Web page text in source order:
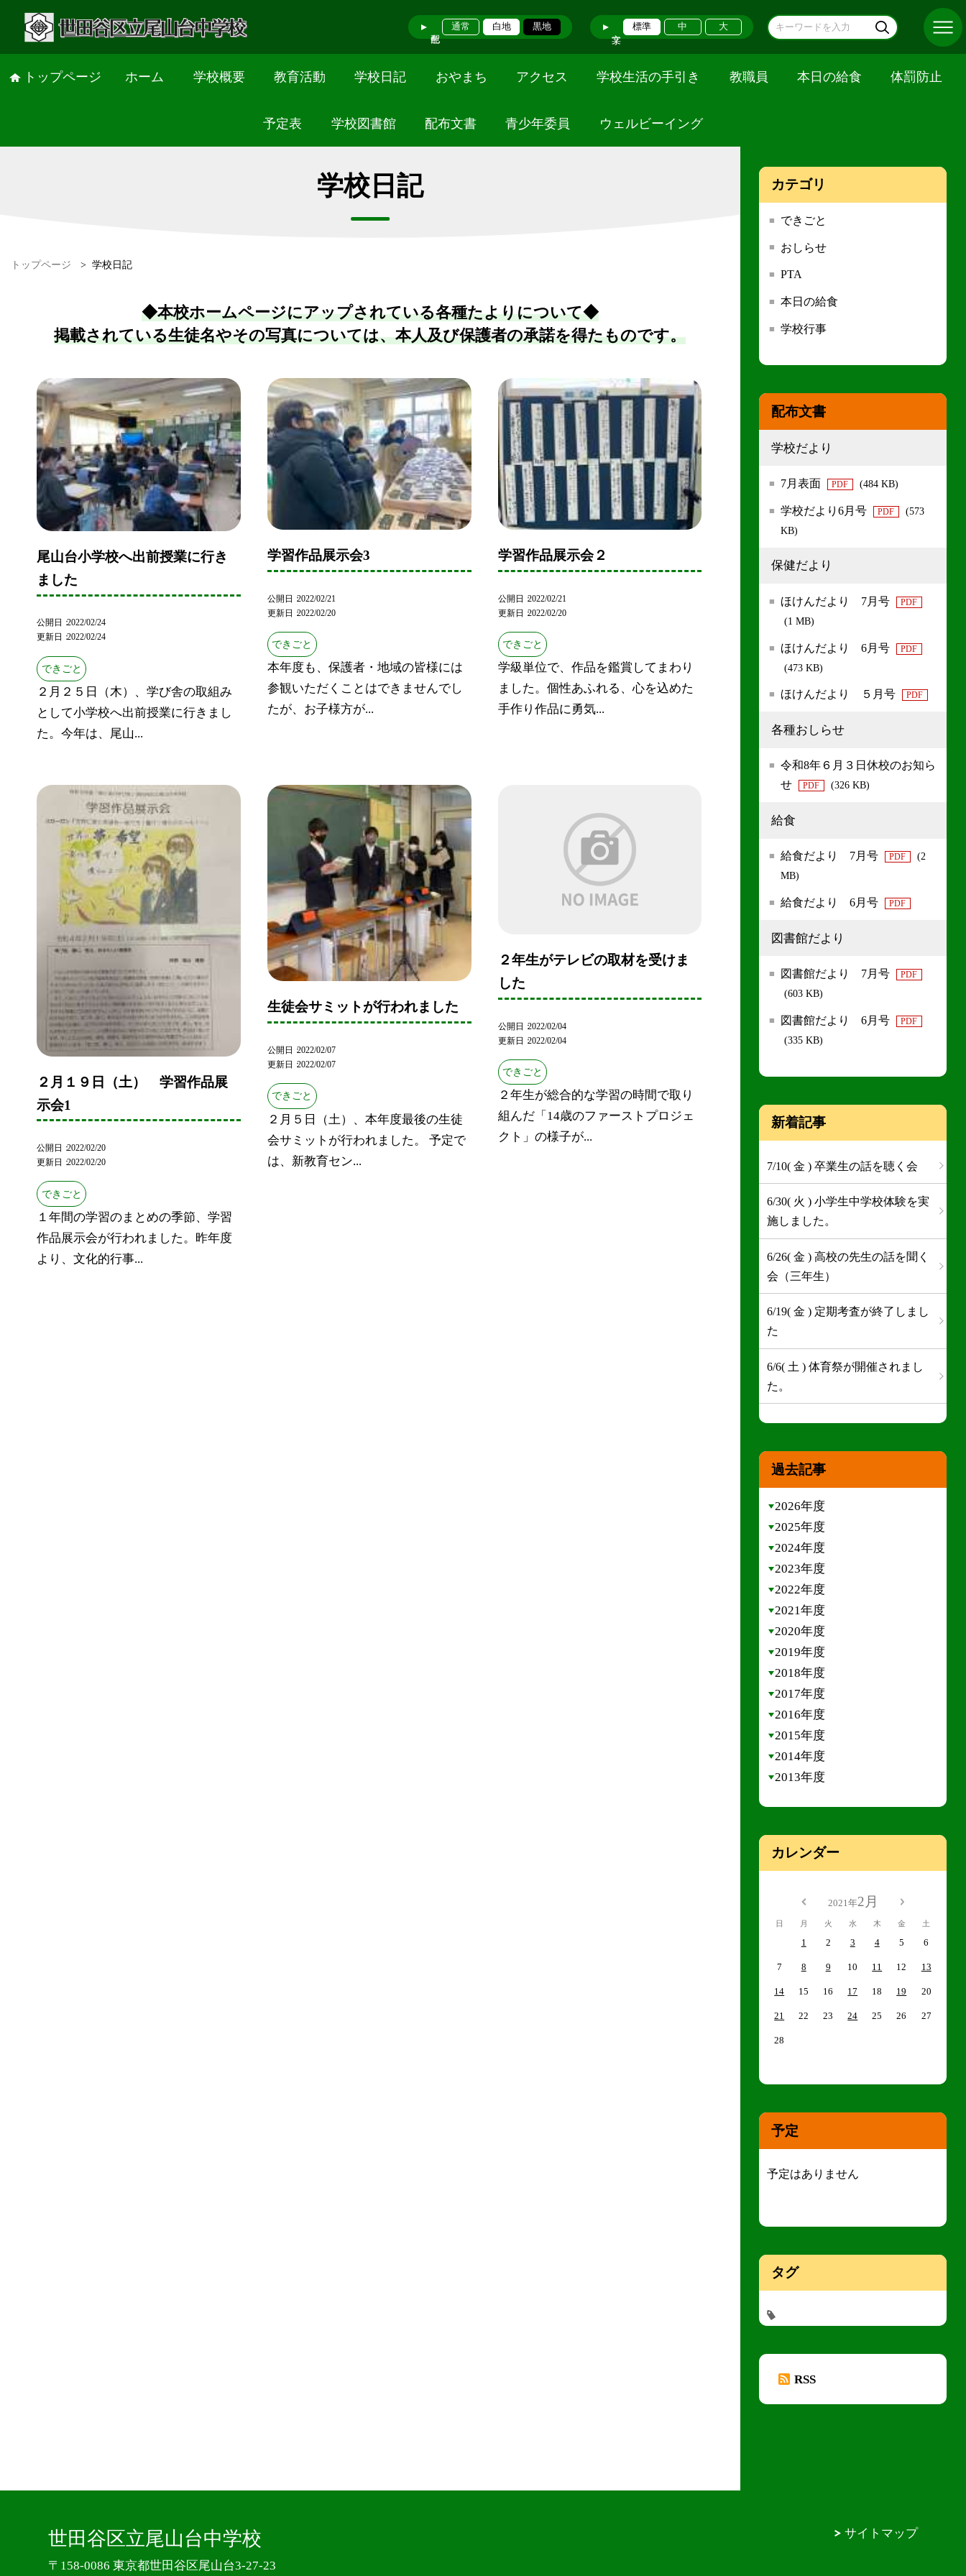
通常 白地 黒地 標準 中 大
トップページ ホーム 学校概要 教育活動 学校日記 おやまち アクセス 学校生活の手引き 教職員 本日の給食 体罰防止
予定表 学校図書館 配布文書 青少年委員 ウェルビーイング
学校日記
トップページ > 学校日記
◆本校ホームページにアップされている各種たよりについて◆
掲載されている生徒名やその写真については、本人及び保護者の承諾を得たものです。
尾山台小学校へ出前授業に行き
ました
公開日
2022/02/24
更新日
2022/02/24
できごと
２月２５日（木）、学び舎の取組み
として小学校へ出前授業に行きまし
た。今年は、尾山...
学習作品展示会3
公開日 2022/02/21
更新日 2022/02/20
できごと
本年度も、保護者・地域の皆様には
参観いただくことはできませんでし
たが、お子様方が...
学習作品展示会２
公開日 2022/02/21
更新日 2022/02/20
できごと
学級単位で、作品を鑑賞してまわり
ました。個性あふれる、心を込めた
手作り作品に勇気...
２月１９日（土） 学習作品展
示会1
公開日
2022/02/20
更新日
2022/02/20
できごと
１年間の学習のまとめの季節、学習
作品展示会が行われました。昨年度
より、文化的行事...
生徒会サミットが行われました
公開日 2022/02/07
更新日 2022/02/07
できごと
２月５日（土）、本年度最後の生徒
会サミットが行われました。 予定で
は、新教育セン...
２年生がテレビの取材を受けま
した
公開日 2022/02/04
更新日 2022/02/04
できごと
２年生が総合的な学習の時間で取り
組んだ「14歳のファーストプロジェ
クト」の様子が...
カテゴリ
できごと
おしらせ
PTA
本日の給食
学校行事
配布文書
学校だより
7月表面 PDF (484 KB)
学校だより6月号 PDF
(573
KB)
保健だより
ほけんだより 7月号 PDF
(1 MB)
ほけんだより 6月号 PDF
(473 KB)
ほけんだより ５月号 PDF
各種おしらせ
令和8年６月３日休校のお知ら
せ
PDF (326 KB)
給食
給食だより 7月号 PDF
(2
MB)
給食だより 6月号 PDF
図書館だより
図書館だより 7月号 PDF
(603 KB)
図書館だより 6月号 PDF
(335 KB)
新着記事
7/10( 金 ) 卒業生の話を聴く会
6/30( 火 ) 小学生中学校体験を実
施しました。
6/26( 金 ) 高校の先生の話を聞く
会（三年生）
6/19( 金 ) 定期考査が終了しまし
た
6/6( 土 ) 体育祭が開催されまし
た。
過去記事
2026年度
2025年度
2024年度
2023年度
2022年度
2021年度
2020年度
2019年度
2018年度
2017年度
2016年度
2015年度
2014年度
2013年度
カレンダー
2021年2月
日 月 火 水 木 金 土
1 2 3 4 5 6
7 8 9 10 11 12 13
14 15 16 17 18 19 20
21 22 23 24 25 26 27
28
予定
予定はありません
タグ
RSS
世田谷区立尾山台中学校
〒158-0086 東京都世田谷区尾山台3-27-23
サイトマップ